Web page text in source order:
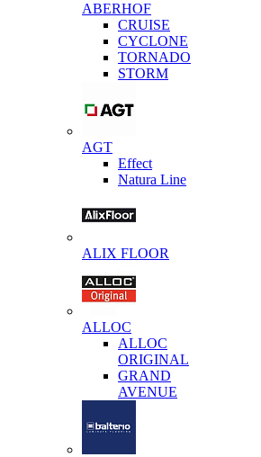
ABERHOF
CRUISE
CYCLONE
TORNADO
STORM
AGT
Effect
Natura Line
ALIX FLOOR
ALLOC
ALLOC
ORIGINAL
GRAND
AVENUE